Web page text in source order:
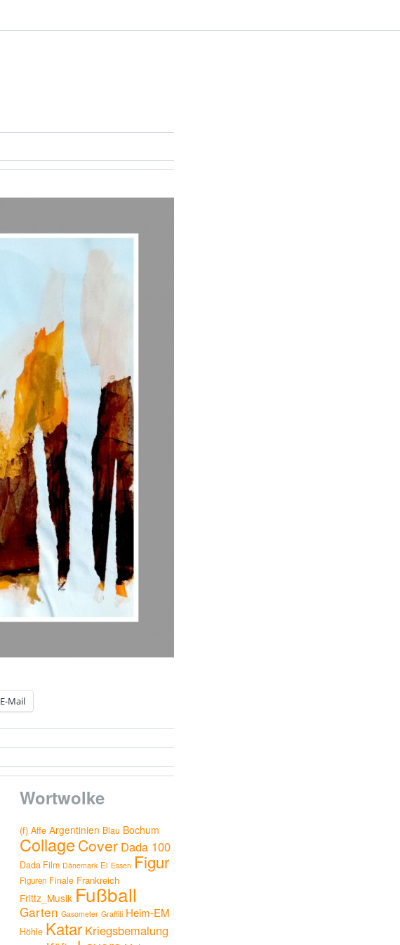
E-Mail
Wortwolke
(f) Affe Argentinien Blau Bochum
Collage Cover Dada 100
Dada Film Dänemark Ei Essen Figur
Figuren Finale Frankreich
Frittz_Musik Fußball
Garten Gasometer Graffiti Heim-EM
Höhle Katar Kriegsbemalung